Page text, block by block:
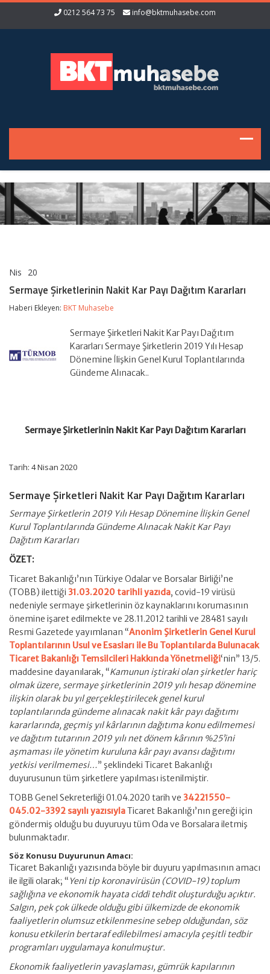
0212 564 73 75 info@bktmuhasebe.com
Nis 20
Nakit
Payı
Kararları
Sermaye Şirketlerinin Nakit Kar Payı Dağıtım Kararları
Haberi Ekleyen: BKT Muhasebe
Sermaye Şirketleri Nakit Kar Payı Dağıtım
Kararları Sermaye Şirketlerin 2019 Yılı Hesap
Dönemine İlişkin Genel Kurul Toplantılarında
Gündeme Alınacak..
Sermaye Şirketlerinin Nakit Kar Payı Dağıtım Kararları
Tarih: 4 Nisan 2020
Sermaye Şirketleri Nakit Kar Payı Dağıtım Kararları
Sermaye Şirketlerin 2019 Yılı Hesap Dönemine İlişkin Genel
Kurul Toplantılarında Gündeme Alınacak Nakit Kar Payı
Dağıtım Kararları
ÖZET:
Ticaret Bakanlığı’nın Türkiye Odalar ve Borsalar Birliği’ne
(TOBB) ilettiği 31.03.2020 tarihli yazıda, covid-19 virüsü
nedeniyle sermaye şirketlerinin öz kaynaklarını korumasının
önemine işaret edilmekte ve 28.11.2012 tarihli ve 28481 sayılı
Resmi Gazetede yayımlanan “Anonim Şirketlerin Genel Kurul
Toplantılarının Usul ve Esasları ile Bu Toplantılarda Bulunacak
Ticaret Bakanlığı Temsilcileri Hakkında Yönetmeliği‘nin” 13/5.
maddesine dayanılarak, “Kamunun iştiraki olan şirketler hariç
olmak üzere, sermaye şirketlerinin 2019 yılı hesap dönemine
ilişkin olarak bu yıl gerçekleştirilecek genel kurul
toplantılarında gündeme alınacak nakit kâr payı dağıtımı
kararlarında, geçmiş yıl kârlarının dağıtıma konu edilmemesi
ve dağıtım tutarının 2019 yılı net dönem kârının %25’ini
aşmaması ile yönetim kuruluna kâr payı avansı dağıtımı
yetkisi verilmemesi…” şeklindeki Ticaret Bakanlığı
duyurusunun tüm şirketlere yapılması istenilmiştir.
TOBB Genel Sekreterliği 01.04.2020 tarih ve 34221550-
045.02-3392 sayılı yazısıylaTicaret Bakanlığı’nın gereği için
göndermiş olduğu bu duyuruyu tüm Oda ve Borsalara iletmiş
bulunmaktadır.
Söz Konusu Duyurunun Amacı:
Ticaret Bakanlığı yazısında böyle bir duyuru yapılmasının amacı
ile ilgili olarak; “ Yeni tip koronavirüsün (COVID-19) toplum
sağlığına ve ekonomik hayata ciddi tehdit oluşturduğu açıktır.
Salgın, pek çok ülkede olduğu gibi ülkemizde de ekonomik
faaliyetlerin olumsuz etkilenmesine sebep olduğundan, söz
konusu etkilerin bertaraf edilebilmesi amacıyla çeşitli tedbir
programları uygulamaya konulmuştur.
Ekonomik faaliyetlerin yavaşlaması, gümrük kapılarının